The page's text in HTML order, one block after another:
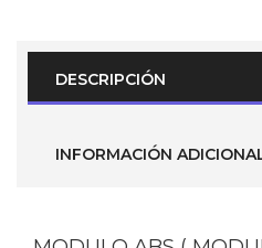
2014
(
15879113
DESCRIPCIÓN
INFORMACIÓN